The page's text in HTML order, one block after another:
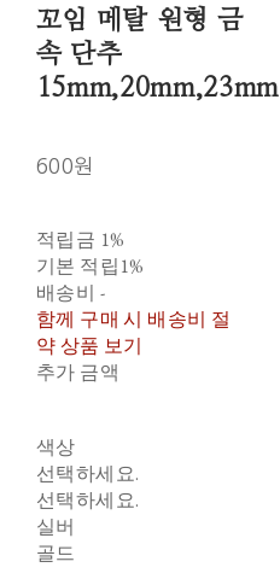
꼬임 메탈 원형 금
속 단추
15mm,20mm,23mm
600원
적립금 1%
기본 적립1%
배송비 -
함께 구매 시 배송비 절
약 상품 보기
추가 금액
색상
선택하세요.
선택하세요.
실버
골드